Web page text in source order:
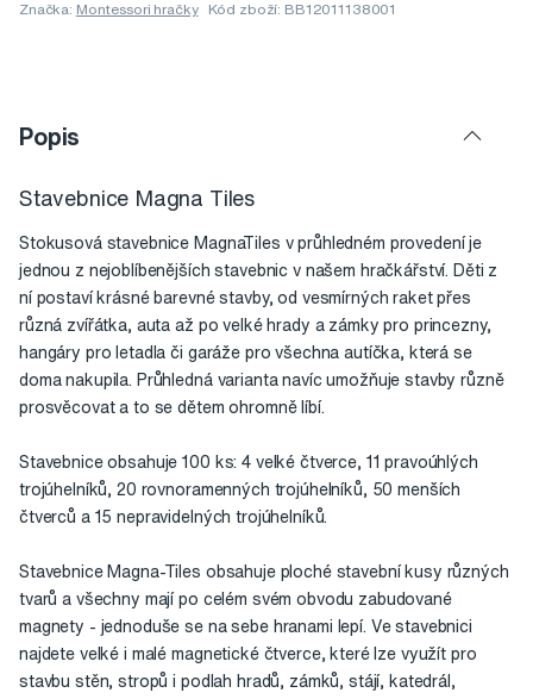
Značka: Montessori hračky Kód zboží: BB12011138001
Popis
Stavebnice Magna Tiles
Stokusová stavebnice MagnaTiles v průhledném provedení je
jednou z nejoblíbenějších stavebnic v našem hračkářství. Děti z
ní postaví krásné barevné stavby, od vesmírných raket přes
různá zvířátka, auta až po velké hrady a zámky pro princezny,
hangáry pro letadla či garáže pro všechna autíčka, která se
doma nakupila. Průhledná varianta navíc umožňuje stavby různě
prosvěcovat a to se dětem ohromně líbí.
Stavebnice obsahuje 100 ks: 4 velké čtverce, 11 pravoúhlých
trojúhelníků, 20 rovnoramenných trojúhelníků, 50 menších
čtverců a 15 nepravidelných trojúhelníků.
Stavebnice Magna-Tiles obsahuje ploché stavební kusy různých
tvarů a všechny mají po celém svém obvodu zabudované
magnety - jednoduše se na sebe hranami lepí. Ve stavebnici
najdete velké i malé magnetické čtverce, které lze využít pro
stavbu stěn, stropů i podlah hradů, zámků, stájí, katedrál,